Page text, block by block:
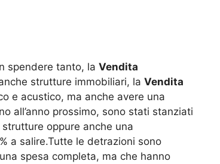
spendere tanto, la Vendita
strutture immobiliari, la Vendita
e acustico, ma anche avere una
all’anno prossimo, sono stati stanziati
oppure anche una
a salire.Tutte le detrazioni sono
spesa completa, ma che hanno